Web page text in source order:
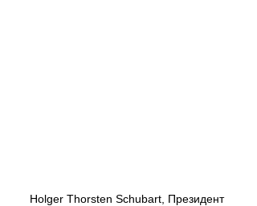
Holger Thorsten Schubart, Президент